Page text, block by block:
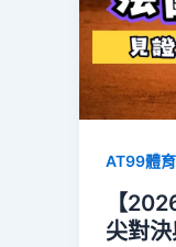
AT99體育
【
尖對